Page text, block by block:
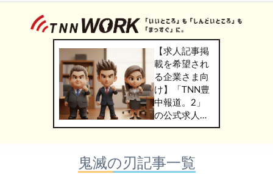
【求人記事掲
載を希望され
る企業さま向
け】「TNN豊
中報道。2」
の公式求人情
報サービス
WORK」のご
掲載につきま
鬼滅の刃記事一覧